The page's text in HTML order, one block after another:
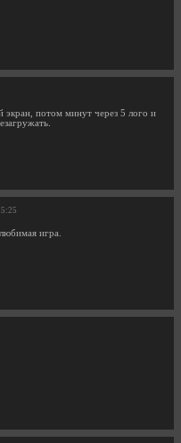
потом минут через 5 лого и
игра.